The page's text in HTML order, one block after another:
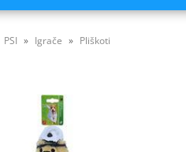
PSI Igrače Pliškoti